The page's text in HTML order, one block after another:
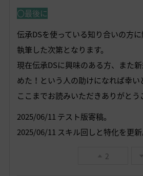
〇最後に
伝承DSを使っている知り合いの方
執筆した次第となります。
現在伝承DSに興味のある方、また
めた！という人の助けになれば幸い
ここまでお読みいただきありがとう
2025/06/11 テスト版寄稿。
2025/06/11 スキル回しと特化を更新
2